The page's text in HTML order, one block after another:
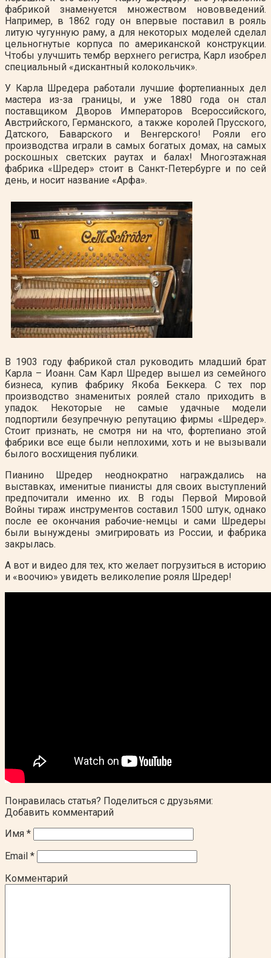
фабрикой знаменуется множеством нововведений.
Например, в 1862 году он впервые поставил в рояль
литую чугунную раму, а для некоторых моделей сделал
цельногнутые корпуса по американской конструкции.
Чтобы улучшить тембр верхнего регистра, Карл изобрел
специальный «дискантный колокольчик».
У Карла Шредера работали лучшие фортепианных дел
мастера из-за границы, и уже 1880 года он стал
поставщиком Дворов Императоров Всероссийского,
Австрийского, Германского, а также королей Прусского,
Датского, Баварского и Венгерского! Рояли его
производства играли в самых богатых домах, на самых
роскошных светских раутах и балах! Многоэтажная
фабрика «Шредер» стоит в Санкт-Петербурге и по сей
день, и носит название «Арфа».
В 1903 году фабрикой стал руководить младший брат
Карла – Иоанн. Сам Карл Шредер вышел из семейного
бизнеса, купив фабрику Якоба Беккера. С тех пор
производство знаменитых роялей стало приходить в
упадок. Некоторые не самые удачные модели
подпортили безупречную репутацию фирмы «Шредер».
Стоит признать, не смотря ни на что, фортепиано этой
фабрики все еще были неплохими, хоть и не вызывали
былого восхищения публики.
Пианино Шредер неоднократно награждались на
выставках, именитые пианисты для своих выступлений
предпочитали именно их. В годы Первой Мировой
Войны тираж инструментов составил 1500 штук, однако
после ее окончания рабочие-немцы и сами Шредеры
были вынуждены эмигрировать из России, и фабрика
закрылась.
А вот и видео для тех, кто желает погрузиться в историю
и «воочию» увидеть великолепие рояля Шредер!
Понравилась статья? Поделиться с друзьями:
Добавить комментарий
Имя *
Email *
Комментарий